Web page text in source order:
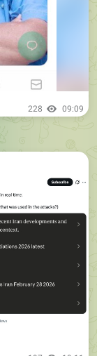
228 09:09